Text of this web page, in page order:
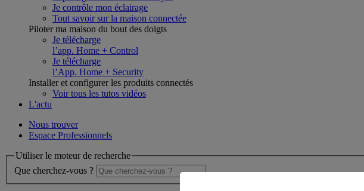
Je contrôle mon éclairage
Tout savoir sur la maison connectée
Piloter ma maison du bout des doigts
Je télécharge
l’app. Home + Control
Je télécharge
l’App. Home + Security
Installer et configurer les produits connectés
Voir tous les tutos vidéos
L'actu
Nous trouver
Espace Professionnels
Utiliser le moteur de recherche
Que cherchez-vous ?